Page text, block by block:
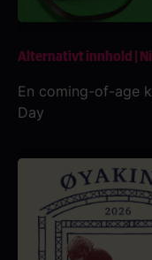
Alternativt innhold |
En coming-of-age
Day